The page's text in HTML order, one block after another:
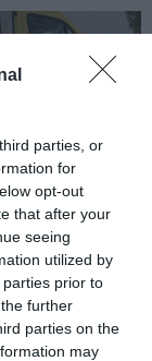
parties, or
for
opt-out
that after your
seeing
utilized by
prior to
further
parties on the
may
Εύβοια:
του